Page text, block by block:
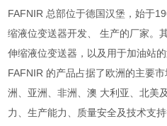
FAFNIR 总部位于德国汉堡，始于
缩液位变送器开发、 生产的厂家。
伸缩液位变送器，以及用于加油站的
FAFNIR 的产品占据了欧洲的主要
洲、亚洲、非洲、澳 大利亚、北美
力、生产能力、质量安全及技术支